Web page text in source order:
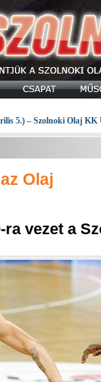
5.) – Szolnoki Olaj KK
Olaj
vezet a